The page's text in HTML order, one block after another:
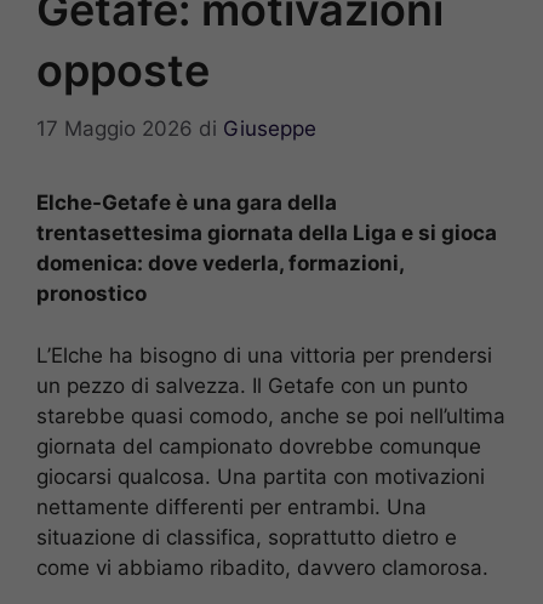
opposte
17 Maggio 2026 di Giuseppe
Elche-Getafe è una gara della
trentasettesima giornata della Liga e si gioca
domenica: dove vederla, formazioni,
pronostico
L’Elche ha bisogno di una vittoria per prendersi
un pezzo di salvezza. Il Getafe con un punto
starebbe quasi comodo, anche se poi nell’ultima
giornata del campionato dovrebbe comunque
giocarsi qualcosa. Una partita con motivazioni
nettamente differenti per entrambi. Una
situazione di classifica, soprattutto dietro e
come vi abbiamo ribadito, davvero clamorosa.